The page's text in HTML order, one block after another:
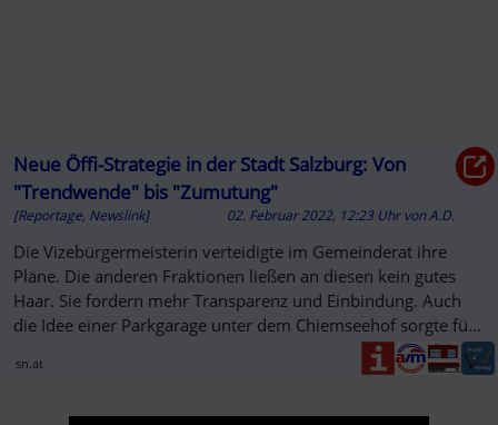
Neue Öffi-Strategie in der Stadt Salzburg: Von
"Trendwende" bis "Zumutung"
[Reportage, Newslink] 02. Februar 2022, 12:23 Uhr vonA.D.
Die Vizebürgermeisterin verteidigte im Gemeinderat ihre
Pläne. Die anderen Fraktionen ließen an diesen kein gutes
Haar. Sie fordern mehr Transparenz und Einbindung. Auch
die Idee einer Parkgarage unter dem Chiemseehof sorgte für
sn.at